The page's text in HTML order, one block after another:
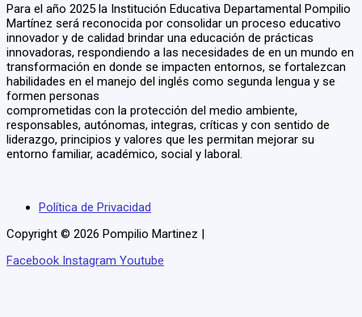
Para el año 2025 la Institución Educativa Departamental Pompilio
Martínez será reconocida por consolidar un proceso educativo
innovador y de calidad brindar una educación de prácticas
innovadoras, respondiendo a las necesidades de en un mundo en
transformación en donde se impacten entornos, se fortalezcan
habilidades en el manejo del inglés como segunda lengua y se
formen personas
comprometidas con la protección del medio ambiente,
responsables, autónomas, integras, críticas y con sentido de
liderazgo, principios y valores que les permitan mejorar su
entorno familiar, académico, social y laboral.
Política de Privacidad
Copyright © 2026 Pompilio Martinez |
Facebook Instagram Youtube